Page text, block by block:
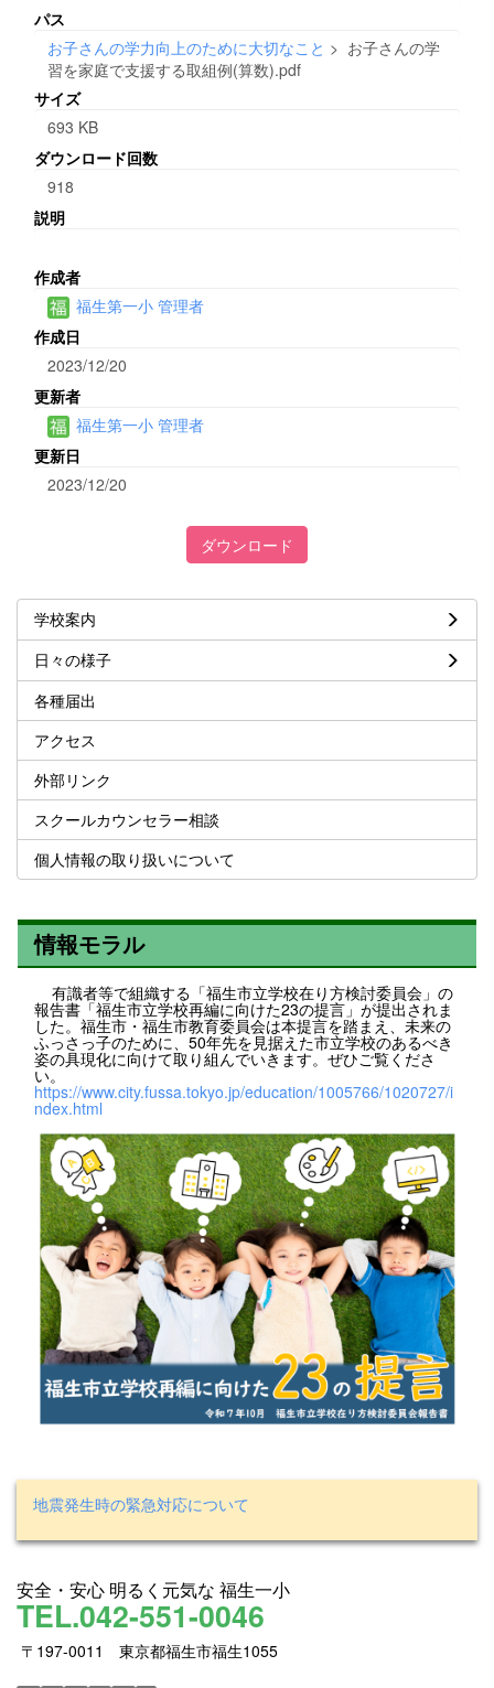
パス
お子さんの学力向上のために大切なこと > お子さんの学
習を家庭で支援する取組例(算数).pdf
サイズ
693 KB
ダウンロード回数
918
説明
作成者
福生第一小 管理者
作成日
2023/12/20
更新者
福生第一小 管理者
更新日
2023/12/20
ダウンロード
学校案内
日々の様子
各種届出
アクセス
外部リンク
スクールカウンセラー相談
個人情報の取り扱いについて
情報モラル
有識者等で組織する「福生市立学校在り方検討委員会」の
報告書「福生市立学校再編に向けた23の提言」が提出されま
した。福生市・福生市教育委員会は本提言を踏まえ、未来の
ふっさっ子のために、50年先を見据えた市立学校のあるべき
姿の具現化に向けて取り組んでいきます。ぜひご覧くださ
い。
https://www.city.fussa.tokyo.jp/education/1005766/1020727/i
ndex.html
地震発生時の緊急対応について
安全・安心 明るく元気な 福生一小
TEL.042-551-0046
〒197-0011 東京都福生市福生1055